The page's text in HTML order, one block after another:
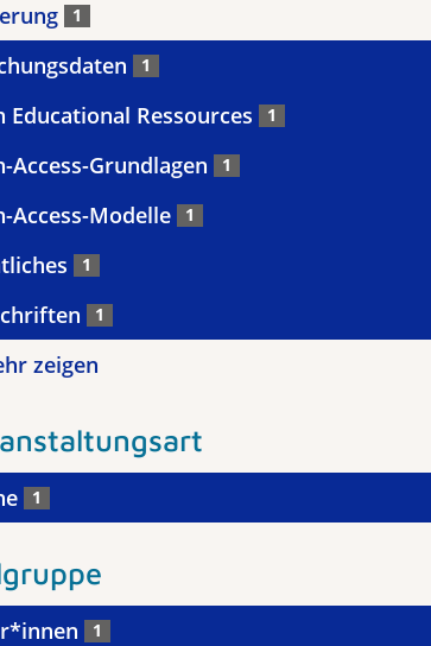
1
1
Educational Ressources 1
Access-Grundlagen 1
Access-Modelle 1
1
1
zeigen
1
1